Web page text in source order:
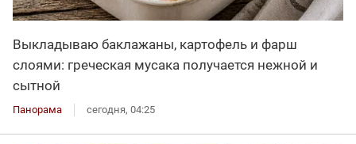
Выкладываю баклажаны, картофель и фарш
слоями: греческая мусака получается нежной и
сытной
Панорама сегодня, 04:25